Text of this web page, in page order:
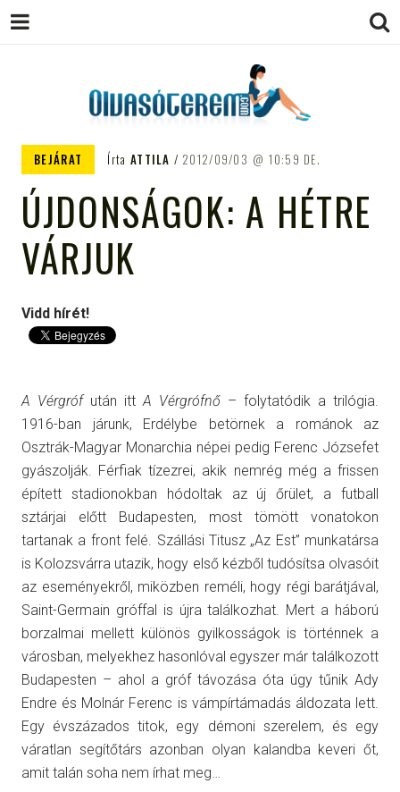
OLVASÓTEREM.COM – AZ
EGÉSZSÉGES OLVASÁS
TÁMOGATÓJA
BEJÁRAT Írta ATTILA 2012/09/03 10:59 DE.
ÚJDONSÁGOK: A HÉTRE
VÁRJUK
Vidd hírét!
A Vérgrófután itt A Vérgrófnő – folytatódik a trilógia.
1916-ban járunk, Erdélybe betörnek a románok az
Osztrák-Magyar Monarchia népei pedig Ferenc Józsefet
gyászolják. Férfiak tízezrei, akik nemrég még a frissen
épített stadionokban hódoltak az új őrület, a futball
sztárjai előtt Budapesten, most tömött vonatokon
tartanak a front felé. Szállási Titusz „Az Est” munkatársa
is Kolozsvárra utazik, hogy első kézből tudósítsa olvasóit
az eseményekről, miközben reméli, hogy régi barátjával,
Saint-Germain gróffal is újra találkozhat. Mert a háború
borzalmai mellett különös gyilkosságok is történnek a
városban, melyekhez hasonlóval egyszer már találkozott
Budapesten – ahol a gróf távozása óta úgy tűnik Ady
Endre és Molnár Ferenc is vámpírtámadás áldozata lett.
Egy évszázados titok, egy démoni szerelem, és egy
váratlan segítőtárs azonban olyan kalandba keveri őt,
amit talán soha nem írhat meg…